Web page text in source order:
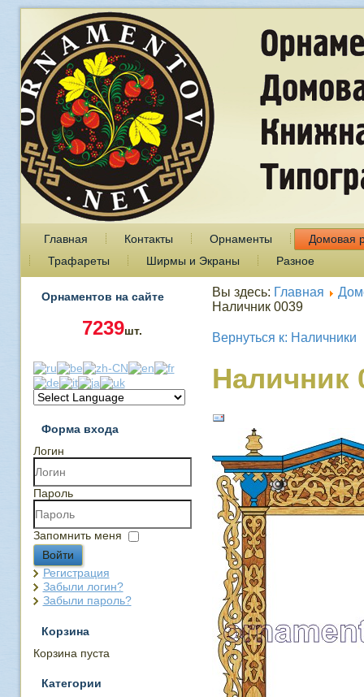
Главная Контакты Орнаменты
Домовая
Трафареты
Ширмы и Экраны Разное
Орнаментов на сайте
7239шт.
Форма входа
Логин
Пароль
Запомнить меня
Войти
Регистрация
Забыли логин?
Забыли пароль?
Корзина
Корзина пуста
Категории
Вы здесь: Главная
Наличник 0039
Вернуться к: Наличники
Наличник